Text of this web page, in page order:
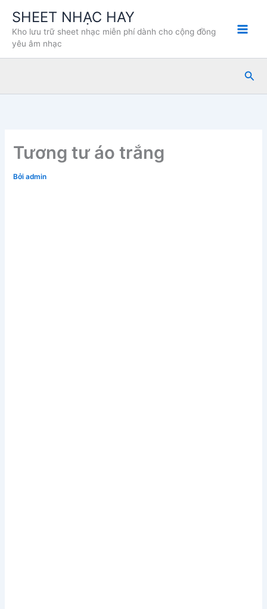
dung
SHEET NHẠC HAY
Kho lưu trữ sheet nhạc miễn phí dành cho cộng đồng
yêu âm nhạc
Tìm
Tương tư áo trắng
Bởiadmin